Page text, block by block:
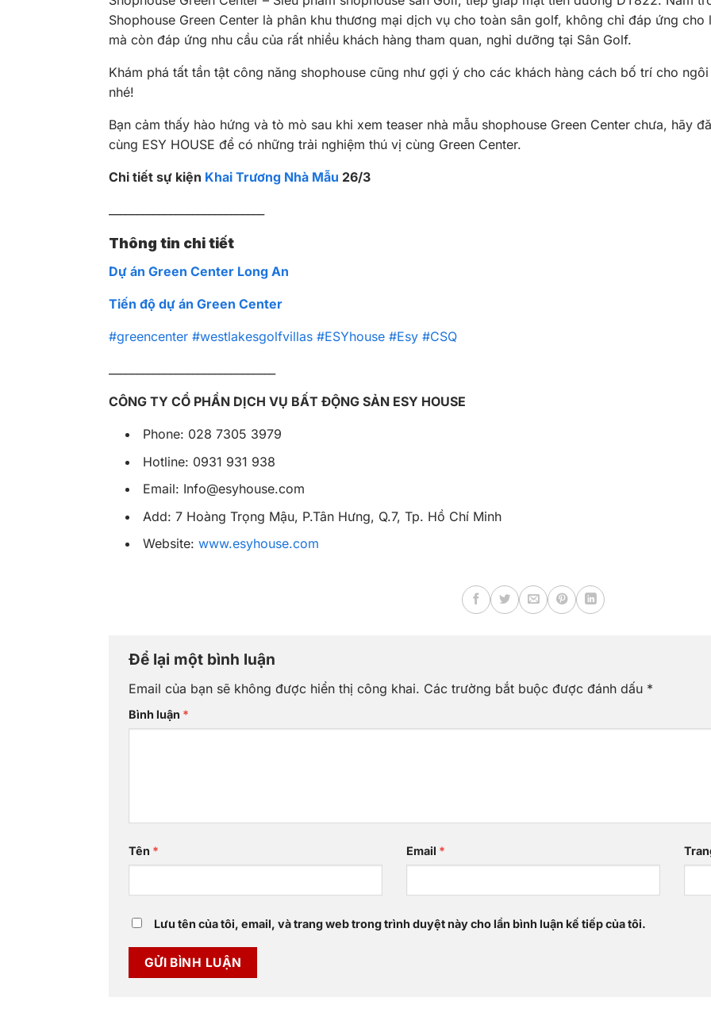
Shophouse Green Center là phân khu thương mại dịch vụ cho toàn sân golf, không chỉ đáp ứng
mà còn đáp ứng nhu cầu của rất nhiều khách hàng tham quan, nghỉ dưỡng tại Sân Golf.
Khám phá tất tần tật công năng shophouse cũng như gợi ý cho các khách hàng cách bố trí cho
nhé!
Bạn cảm thấy hào hứng và tò mò sau khi xem teaser nhà mẫu shophouse Green Center chưa, hãy
cùng ESY HOUSE để có những trải nghiệm thú vị cùng Green Center.
Chi tiết sự kiện Khai Trương Nhà Mẫu 26/3
Thông tin chi tiết
Dự án Green Center Long An
Tiến độ dự án Green Center
#greencenter #westlakesgolfvillas #ESYhouse #Esy #CSQ
CÔNG TY CỔ PHẦN DỊCH VỤ BẤT ĐỘNG SẢN ESY HOUSE
Phone: 028 7305 3979
Hotline: 0931 931 938
Email: Info@esyhouse.com
Add: 7 Hoàng Trọng Mậu, P.Tân Hưng, Q.7, Tp. Hồ Chí Minh
Website: www.esyhouse.com
Để lại một bình luận
Email của bạn sẽ không được hiển thị công khai. Các trường bắt buộc được đánh dấu *
Bình luận *
Tên * Email *
Lưu tên của tôi, email, và trang web trong trình duyệt này cho lần bình luận kế tiếp của tôi.